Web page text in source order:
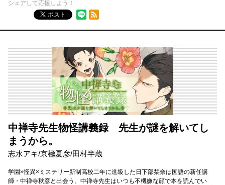
シェアして応援しよう！
ポスト
RSSフィード
中禅寺先生物怪講義録 先生が謎を解いてし
まうから。
志水アキ/京極夏彦/田村半蔵
学園×怪異×ミステリー新制高校二年に進級した日下部栞奈は国語の新任講
師・中禅寺秋彦と出会う。中禅寺先生はいつも不機嫌な顔で本を読んでい